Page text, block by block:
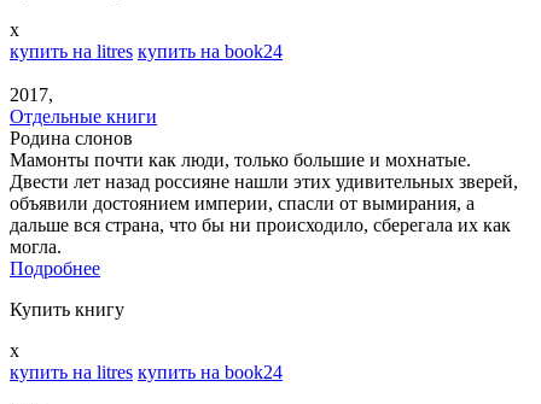
x
купить на litres купить на book24
2017,
Отдельные книги
Родина слонов
Мамонты почти как люди, только большие и мохнатые.
Двести лет назад россияне нашли этих удивительных зверей,
объявили достоянием империи, спасли от вымирания, а
дальше вся страна, что бы ни происходило, сберегала их как
могла.
Подробнее
Купить книгу
x
купить на litres купить на book24